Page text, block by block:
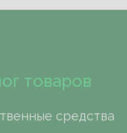
товаров
средства